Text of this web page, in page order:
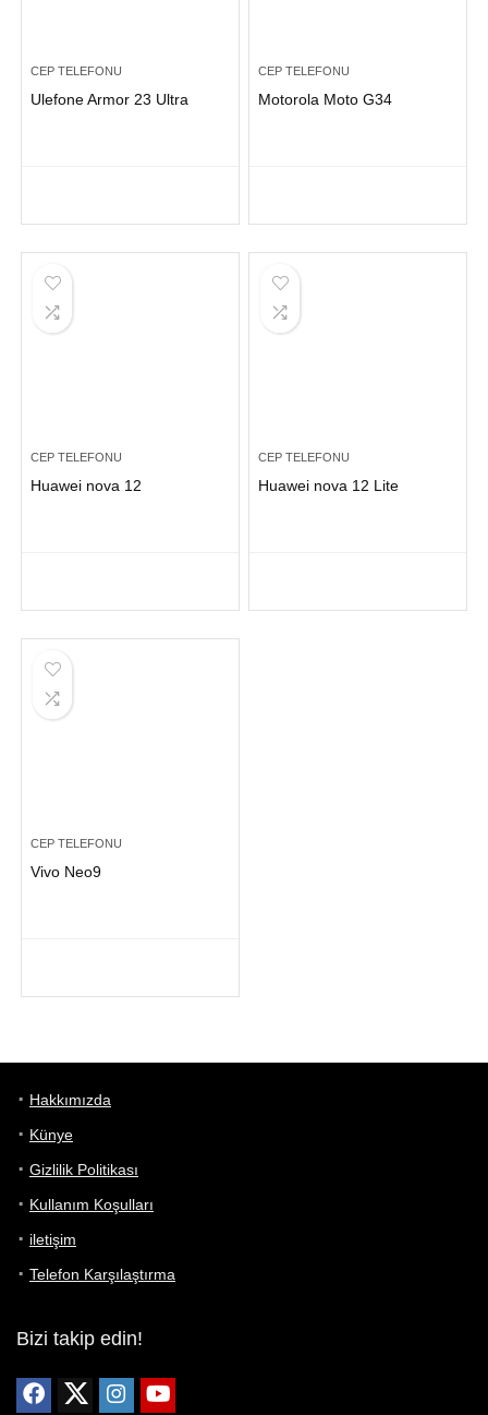
CEP TELEFONU
Ulefone Armor 23 Ultra
CEP TELEFONU
Motorola Moto G34
CEP TELEFONU
Huawei nova 12
CEP TELEFONU
Huawei nova 12 Lite
CEP TELEFONU
Vivo Neo9
Hakkımızda
Künye
Gizlilik Politikası
Kullanım Koşulları
iletişim
Telefon Karşılaştırma
Bizi takip edin!